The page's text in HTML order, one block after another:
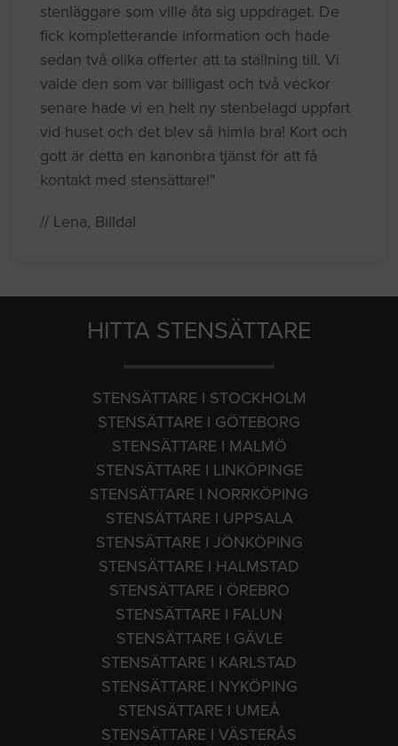
stenläggare som ville åta sig uppdraget. De
fick kompletterande information och hade
sedan två olika offerter att ta ställning till. Vi
valde den som var billigast och två veckor
senare hade vi en helt ny stenbelagd uppfart
vid huset och det blev så himla bra! Kort och
gott är detta en kanonbra tjänst för att få
kontakt med stensättare!"
// Lena, Billdal
HITTA STENSÄTTARE
STENSÄTTARE I STOCKHOLM
STENSÄTTARE I GÖTEBORG
STENSÄTTARE I MALMÖ
STENSÄTTARE I LINKÖPINGE
STENSÄTTARE I NORRKÖPING
STENSÄTTARE I UPPSALA
STENSÄTTARE I JÖNKÖPING
STENSÄTTARE I HALMSTAD
STENSÄTTARE I ÖREBRO
STENSÄTTARE I FALUN
STENSÄTTARE I GÄVLE
STENSÄTTARE I KARLSTAD
STENSÄTTARE I NYKÖPING
STENSÄTTARE I UMEÅ
STENSÄTTARE I VÄSTERÅS